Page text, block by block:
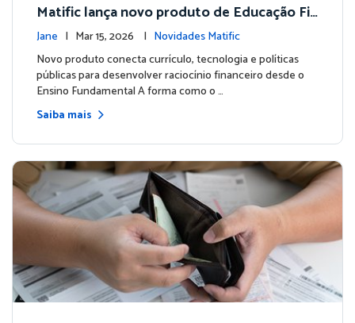
Matific lança novo produto de Educação Fin
anceira e amplia seu ecossistema de aprendi
zagem
Jane | Mar 15, 2026 | Novidades Matific
Novo produto conecta currículo, tecnologia e políticas
públicas para desenvolver raciocínio financeiro desde o
Ensino Fundamental A forma como o …
Saiba mais